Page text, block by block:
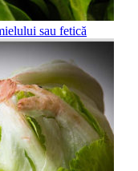
sau fetică